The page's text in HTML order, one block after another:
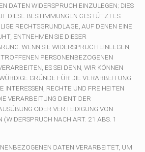
DATEN WIDERSPRUCH EINZULEGEN; DIES
DIESE BESTIMMUNGEN GESTÜTZTES
RECHTSGRUNDLAGE, AUF DENEN EINE
ENTNEHMEN SIE DIESER
WENN SIE WIDERSPRUCH EINLEGEN,
PERSONENBEZOGENEN
ES SEI DENN, WIR KÖNNEN
GRÜNDE FÜR DIE VERARBEITUNG
INTERESSEN, RECHTE UND FREIHEITEN
VERARBEITUNG DIENT DER
ODER VERTEIDIGUNG VON
(WIDERSPRUCH NACH ART. 21 ABS. 1
DATEN VERARBEITET, UM